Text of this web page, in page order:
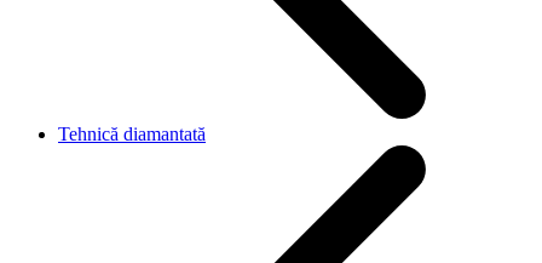
Tehnică diamantată